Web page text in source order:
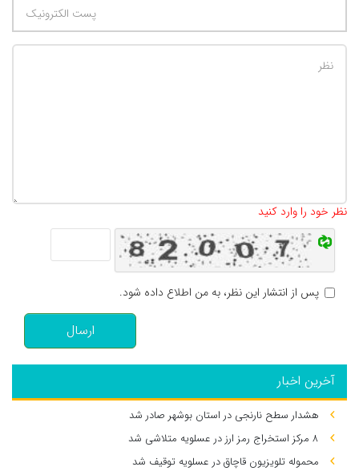
نظر خود را وارد کنید
پس از انتشار این نظر، به من اطلاع داده شود.
ارسال
آخرین اخبار
هشدار سطح نارنجی در استان بوشهر صادر شد
۸ مرکز استخراج رمز ارز در عسلویه متلاشی شد
محموله تلویزیون قاچاق در عسلویه توقیف شد